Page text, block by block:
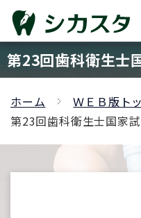
第23回歯科衛生士
ホーム
ＷＥＢ版ト
第23回歯科衛生士国家